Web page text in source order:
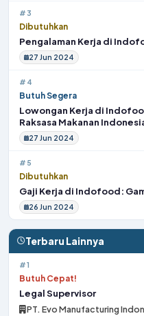
#3
Dibutuhkan
Pengalaman Kerja di
27 Jun 2024
#4
Butuh Segera
Lowongan Kerja di
Raksasa Makanan
27 Jun 2024
#5
Dibutuhkan
Gaji Kerja di Indofood:
26 Jun 2024
Terbaru Lainnya
#1
Butuh Cepat!
Legal Supervisor
PT. Evo Manufacturing